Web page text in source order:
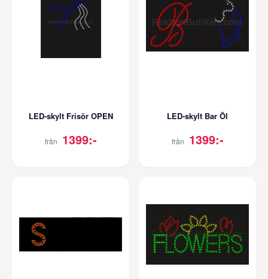
LED-skylt Frisör OPEN
från 1399:-
LED-skylt Bar Öl
från 1399:-